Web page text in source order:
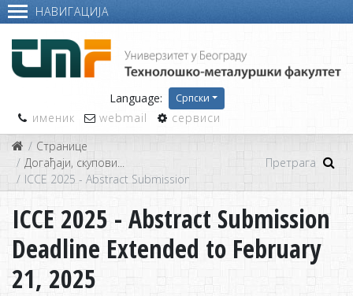
НАВИГАЦИЈА
Language: Српски
именик webmail
сервиси
Странице
Догађаји, скупови...
ICCE 2025 - Abstract Submission Deadline Extended to
ICCE 2025 - Abstract Submission
Deadline Extended to February
21, 2025